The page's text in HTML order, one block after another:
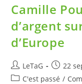
Camille
d’argent
d’Europe
LeTaG
22
C'est passé /